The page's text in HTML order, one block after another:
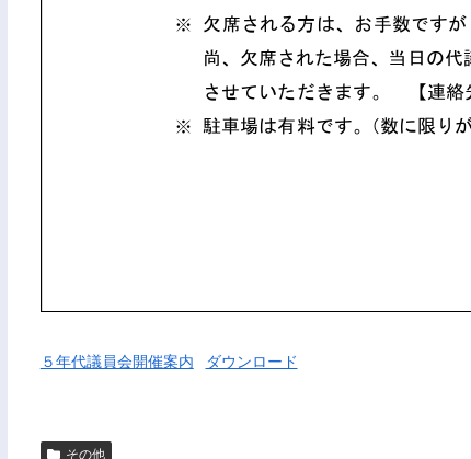
５年代議員会開催案内 ダウンロード
その他